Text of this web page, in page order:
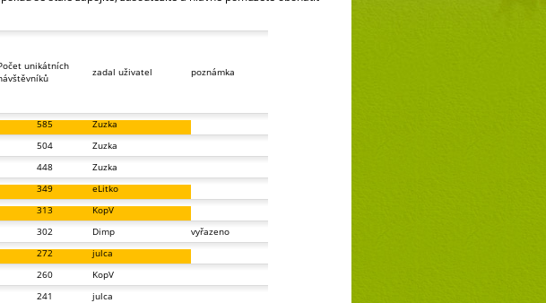
unikátních
zadal uživatel poznámka
585
Zuzka
504
Zuzka
448
Zuzka
349
eLitko
313
KopV
302 Dimp
vyřazeno
272
julca
260
KopV
241
julca